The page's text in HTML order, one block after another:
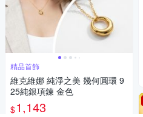
精品首飾
維克維娜 純淨之美 幾何圓環 9
25純銀項鍊 金色
$1,143